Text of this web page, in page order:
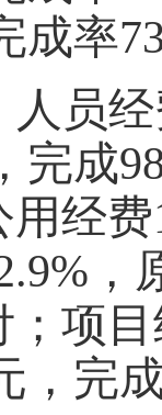
成率
人员
完成
用经费
；项
，完